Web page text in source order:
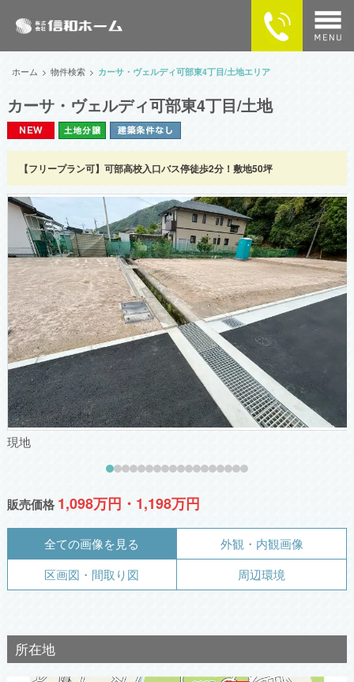
ホーム 物件検索 カーサ・ヴェルディ可部東4丁目/土地エリア
カーサ・ヴェルディ可部東4丁目/土地
【フリープラン可】可部高校入口バス停徒歩2分！敷地50坪
現地
販売価格 1,098万円・1,198万円
全ての画像を見る
外観・内観画像
区画図・間取り図
周辺環境
所在地
home
物件検索
MAPで探す
カーサ・ヴェルディの住まい
企業情報
供給実績
SNSで最新情報をチェック！